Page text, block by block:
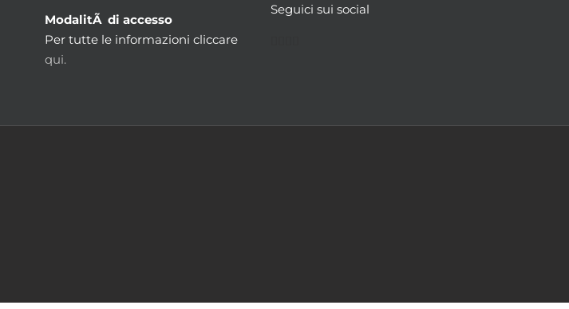
ModalitÃ di accesso
Per tutte le informazioni cliccare
qui.
Seguici sui social